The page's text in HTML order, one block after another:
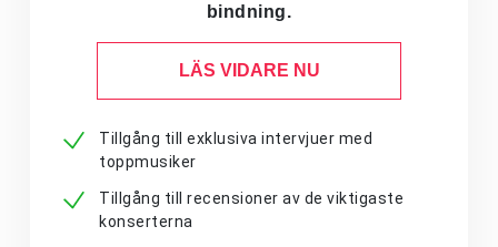
bindning.
LÄS VIDARE NU
Tillgång till exklusiva intervjuer med
toppmusiker
Tillgång till recensioner av de viktigaste
konserterna